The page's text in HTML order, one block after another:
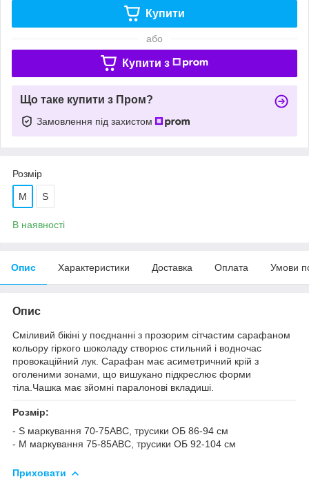
Купити
або
Купити з
Що таке купити з Пром?
Замовлення під захистом
Розмір
M S
В наявності
Опис Характеристики Доставка Оплата Умови
Опис
Сміливий бікіні у поєднанні з прозорим сітчастим сарафаном
кольору гіркого шоколаду створює стильний і водночас
провокаційний лук. Сарафан має асиметричний крій з
оголеними зонами, що вишукано підкреслює форми
тіла.Чашка має зйомні паралонові вкладиші.
Розмір:
- S маркування 70-75АВС, трусики ОБ 86-94 см
- M маркування 75-85АВС, трусики ОБ 92-104 см
Приховати